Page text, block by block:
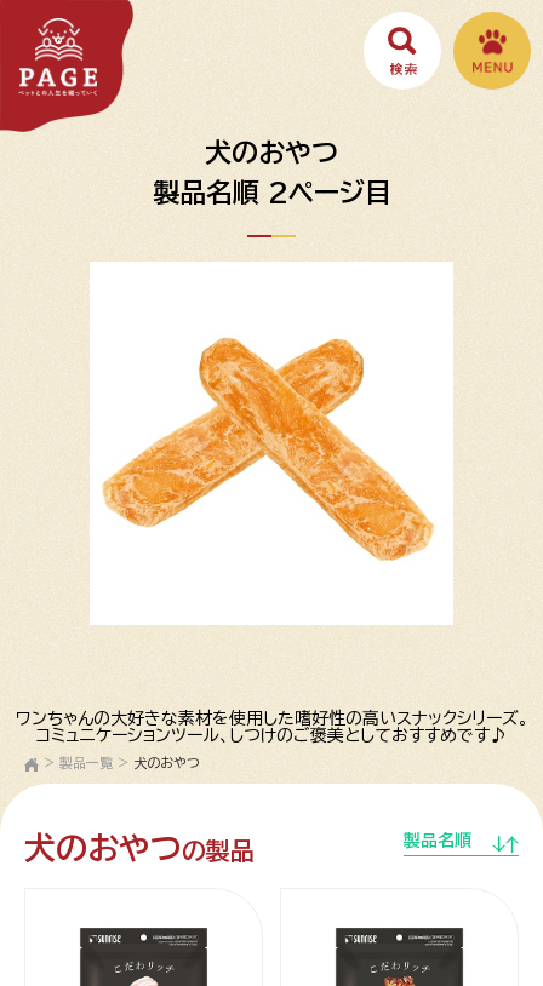
犬のおやつ
製品名順 2ページ目
ワンちゃんの大好きな素材を使用した嗜好性の高いスナックシリーズ。
コミュニケーションツール、しつけのご褒美としておすすめです♪
> 製品一覧 > 犬のおやつ
犬のおやつの製品 製品名順